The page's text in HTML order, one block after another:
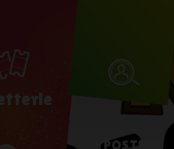
JE POSTULE